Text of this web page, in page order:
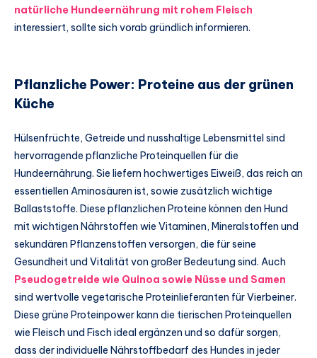
natürliche Hundeernährung mit rohem Fleisch
interessiert, sollte sich vorab gründlich informieren.
Pflanzliche Power: Proteine aus der grünen
Küche
Hülsenfrüchte, Getreide und nusshaltige Lebensmittel sind
hervorragende pflanzliche Proteinquellen für die
Hundeernährung. Sie liefern hochwertiges Eiweiß, das reich an
essentiellen Aminosäuren ist, sowie zusätzlich wichtige
Ballaststoffe. Diese pflanzlichen Proteine können den Hund
mit wichtigen Nährstoffen wie Vitaminen, Mineralstoffen und
sekundären Pflanzenstoffen versorgen, die für seine
Gesundheit und Vitalität von großer Bedeutung sind. Auch
Pseudogetreide wie Quinoa sowie Nüsse und Samen
sind wertvolle vegetarische Proteinlieferanten für Vierbeiner.
Diese grüne Proteinpower kann die tierischen Proteinquellen
wie Fleisch und Fisch ideal ergänzen und so dafür sorgen,
dass der individuelle Nährstoffbedarf des Hundes in jeder